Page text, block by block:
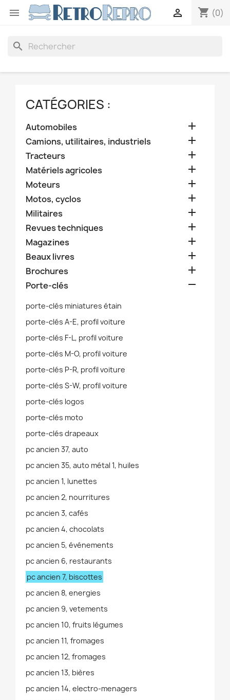
 shopping_cart (0)

search
CATÉGORIES :
Automobiles 
Camions, utilitaires, industriels 
Tracteurs 
Matériels agricoles 
Moteurs 
Motos, cyclos 
Militaires 
Revues techniques 
Magazines 
Beaux livres 
Brochures 
Porte-clés 
porte-clés miniatures étain
porte-clés A-E, profil voiture
porte-clés F-L, profil voiture
porte-clés M-O, profil voiture
porte-clés P-R, profil voiture
porte-clés S-W, profil voiture
porte-clés logos
porte-clés moto
porte-clés drapeaux
pc ancien 37, auto
pc ancien 35, auto métal 1, huiles
pc ancien 1, lunettes
pc ancien 2, nourritures
pc ancien 3, cafés
pc ancien 4, chocolats
pc ancien 5, événements
pc ancien 6, restaurants
pc ancien 7, biscottes
pc ancien 8, energies
pc ancien 9, vetements
pc ancien 10, fruits légumes
pc ancien 11, fromages
pc ancien 12, fromages
pc ancien 13, bières
pc ancien 14, electro-menagers